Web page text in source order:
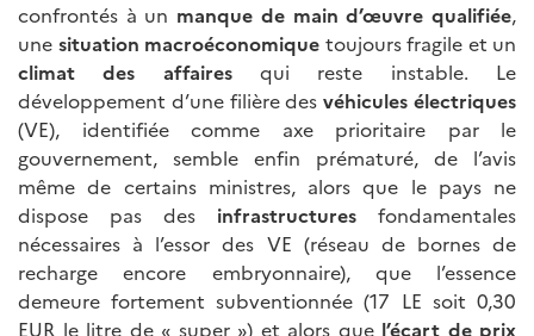
confrontés à un manque de main d’œuvre qualifiée,
une situation macroéconomique toujours fragile et un
climat des affairesqui reste instable. Le
développement d’une filière desvéhicules électriques
(VE), identifiée comme axe prioritaire par le
gouvernement, semble enfin prématuré, de l’avis
même de certains ministres, alors que le pays ne
dispose pas des infrastructures fondamentales
nécessaires à l’essor des VE (réseau de bornes de
recharge encore embryonnaire), que l’essence
demeure fortement subventionnée (17 LE soit 0,30
EUR le litre de « super ») et alors que l’écart de prix